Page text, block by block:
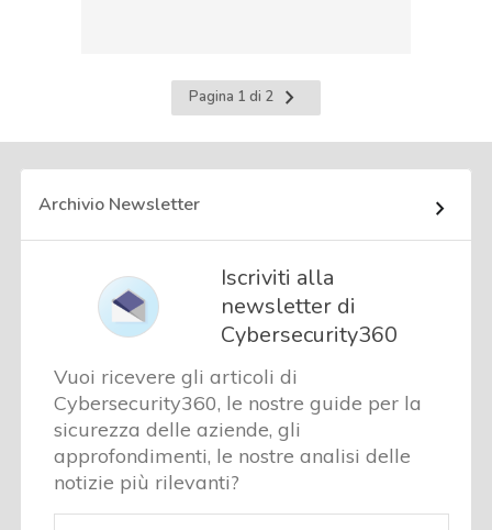
Pagina 1 di 2
Pagina
successiva
Archivio Newsletter
Iscriviti alla
newsletter di
Cybersecurity360
Vuoi ricevere gli articoli di
Cybersecurity360, le nostre guide per la
sicurezza delle aziende, gli
approfondimenti, le nostre analisi delle
notizie più rilevanti?